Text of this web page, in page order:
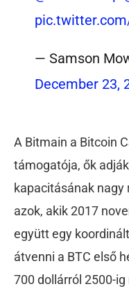
— Samson
December 23,
A Bitmain a Bitcoin
támogatója, ők
kapacitásának nagy
azok, akik 2017
együtt egy
átvenni a BTC első
700 dollárról 2500-